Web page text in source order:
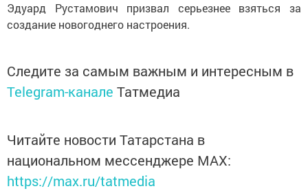
Эдуард Рустамович призвал серьезнее взяться за
создание новогоднего настроения.
Следите за самым важным и интересным в
Telegram-канале Татмедиа
Читайте новости Татарстана в
национальном мессенджере MАХ:
https://max.ru/tatmedia